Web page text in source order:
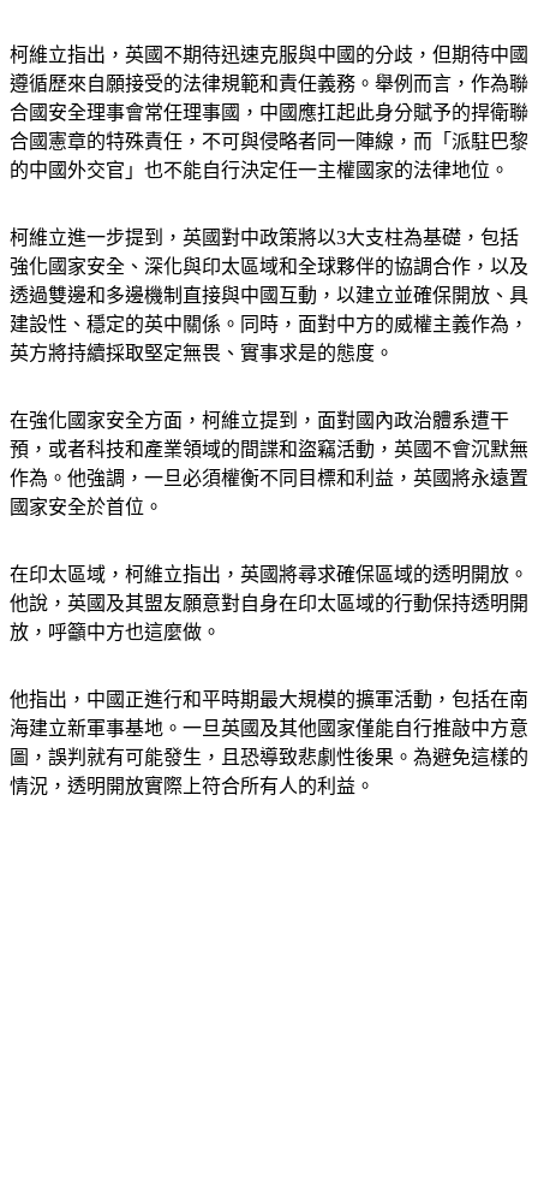
柯維立指出，英國不期待迅速克服與中國的分歧，但期待中國
遵循歷來自願接受的法律規範和責任義務。舉例而言，作為聯
合國安全理事會常任理事國，中國應扛起此身分賦予的捍衛聯
合國憲章的特殊責任，不可與侵略者同一陣線，而「派駐巴黎
的中國外交官」也不能自行決定任一主權國家的法律地位。
柯維立進一步提到，英國對中政策將以3大支柱為基礎，包括
強化國家安全、深化與印太區域和全球夥伴的協調合作，以及
透過雙邊和多邊機制直接與中國互動，以建立並確保開放、具
建設性、穩定的英中關係。同時，面對中方的威權主義作為，
英方將持續採取堅定無畏、實事求是的態度。
在強化國家安全方面，柯維立提到，面對國內政治體系遭干
預，或者科技和產業領域的間諜和盜竊活動，英國不會沉默無
作為。他強調，一旦必須權衡不同目標和利益，英國將永遠置
國家安全於首位。
在印太區域，柯維立指出，英國將尋求確保區域的透明開放。
他說，英國及其盟友願意對自身在印太區域的行動保持透明開
放，呼籲中方也這麼做。
他指出，中國正進行和平時期最大規模的擴軍活動，包括在南
海建立新軍事基地。一旦英國及其他國家僅能自行推敲中方意
圖，誤判就有可能發生，且恐導致悲劇性後果。為避免這樣的
情況，透明開放實際上符合所有人的利益。